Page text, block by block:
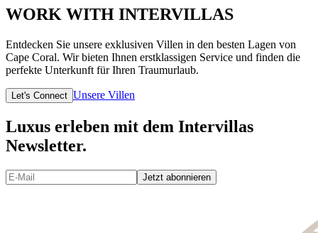
WORK WITH INTERVILLAS
Entdecken Sie unsere exklusiven Villen in den besten Lagen von
Cape Coral. Wir bieten Ihnen erstklassigen Service und finden die
perfekte Unterkunft für Ihren Traumurlaub.
Let's Connect Unsere Villen
Luxus erleben mit dem Intervillas
Newsletter.
Jetzt abonnieren